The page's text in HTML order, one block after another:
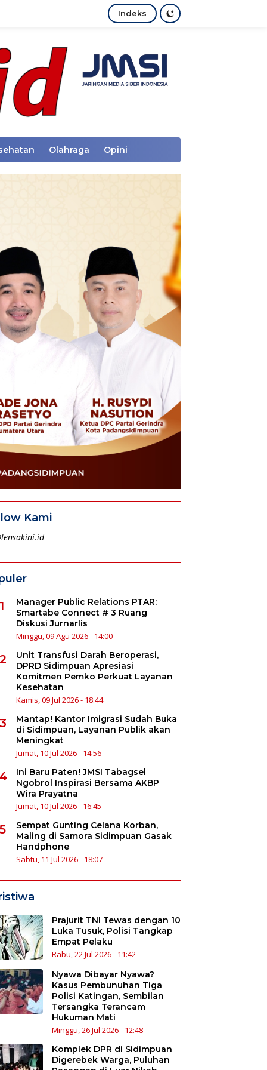
Indeks
Olahraga Opini
Kami
Manager Public Relations PTAR:
Smartabe Connect # 3 Ruang
Diskusi Jurnarlis
Minggu, 09 Agu 2026 - 14:00
Unit Transfusi Darah Beroperasi,
DPRD Sidimpuan Apresiasi
Komitmen Pemko Perkuat Layanan
Kesehatan
Kamis, 09 Jul 2026 - 18:44
Mantap! Kantor Imigrasi Sudah Buka
di Sidimpuan, Layanan Publik akan
Meningkat
Jumat, 10 Jul 2026 - 14:56
Ini Baru Paten! JMSI Tabagsel
Ngobrol Inspirasi Bersama AKBP
Wira Prayatna
Jumat, 10 Jul 2026 - 16:45
Sempat Gunting Celana Korban,
Maling di Samora Sidimpuan Gasak
Handphone
Sabtu, 11 Jul 2026 - 18:07
Prajurit TNI Tewas dengan 10
Luka Tusuk, Polisi Tangkap
Empat Pelaku
Rabu, 22 Jul 2026 - 11:42
Nyawa Dibayar Nyawa?
Kasus Pembunuhan Tiga
Polisi Katingan, Sembilan
Tersangka Terancam
Hukuman Mati
Minggu, 26 Jul 2026 - 12:48
Komplek DPR di Sidimpuan
Digerebek Warga, Puluhan